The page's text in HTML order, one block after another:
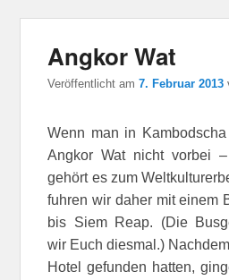
Angkor Wat
Veröffentlicht am7. Februar 2013
Wenn man in
Angkor Wat nicht vorbei
gehört es zum
fuhren wir daher mit einem
bis Siem Reap. (Die
wir Euch diesmal.)
Hotel gefunden hatten,